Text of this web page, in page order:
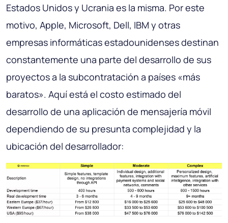
Estados Unidos y Ucrania es la misma. Por este
motivo, Apple, Microsoft, Dell, IBM y otras
empresas informáticas estadounidenses destinan
constantemente una parte del desarrollo de sus
proyectos a la subcontratación a países «más
baratos». Aquí está el costo estimado del
desarrollo de una aplicación de mensajería móvil
dependiendo de su presunta complejidad y la
ubicación del desarrollador: